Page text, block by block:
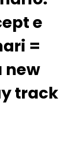
e
=
new
track